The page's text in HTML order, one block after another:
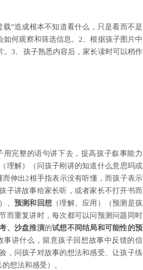
”造成根本不知道看什么，只是看而不是
何观察和筛选信息。2、根据孩子图片中
3、孩子熟悉内容后，家长读时可以稍作
完整的语句讲下去，提高孩子叙事能力
理解）（问孩子刚讲的知道什么意思吗或
伸出2根手指表示没有听懂，而孩子表示
子讲故事给家长听，或者家长不打开书而
、 预测和回想 （理解、应用）（预测是孩
而重复讲时，每次都可以问预测问题同时
、沙盘推演的试想不同结局和可能性的预
讲什么，留意孩子回想故事中反馈的信
，问孩子对故事的想法和感受、让孩子练
想法和感受）。